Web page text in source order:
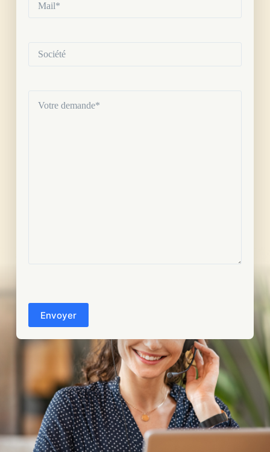
(Nécessaire)
demande(Nécessaire)